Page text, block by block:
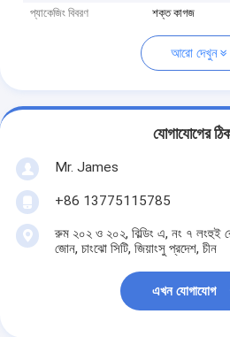
প্যাকেজিং বিবরণ
শক্ত কাগজ
আরো দেখুন
যোগাযোগের
Mr. James
+86 13775115785
রুম ২০২ ও ২০২, বিল্ডিং এ, নং ৭ লংহুই
জোন, চাংঝো সিটি, জিয়াংসু প্রদেশ, চীন
এখন যোগাযোগ